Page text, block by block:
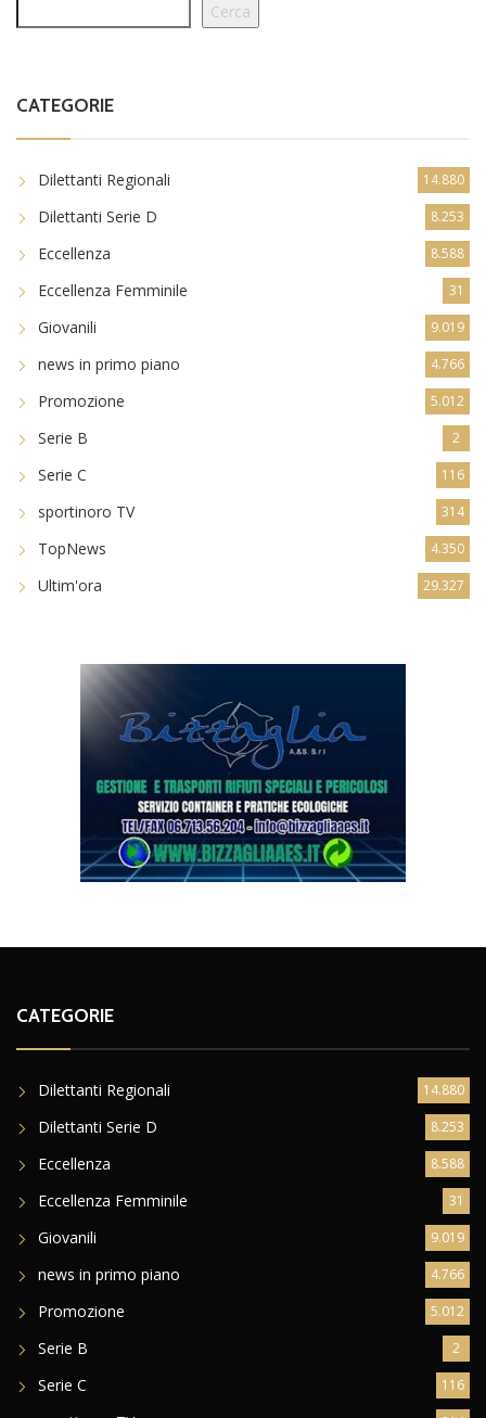
Cerca
CATEGORIE
Dilettanti Regionali 14.880
Dilettanti Serie D 8.253
Eccellenza 8.588
Eccellenza Femminile 31
Giovanili 9.019
news in primo piano 4.766
Promozione 5.012
Serie B 2
Serie C 116
sportinoro TV 314
TopNews 4.350
Ultim'ora 29.327
CATEGORIE
Dilettanti Regionali 14.880
Dilettanti Serie D 8.253
Eccellenza 8.588
Eccellenza Femminile 31
Giovanili 9.019
news in primo piano 4.766
Promozione 5.012
Serie B 2
Serie C 116